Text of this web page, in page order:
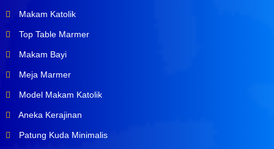
Makam Katolik
Top Table Marmer
Makam Bayi
Meja Marmer
Model Makam Katolik
Aneka Kerajinan
Patung Kuda Minimalis